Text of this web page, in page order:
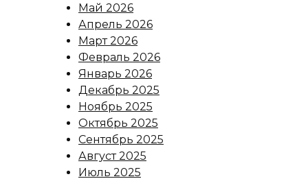
Май 2026
Апрель 2026
Март 2026
Февраль 2026
Январь 2026
Декабрь 2025
Ноябрь 2025
Октябрь 2025
Сентябрь 2025
Август 2025
Июль 2025